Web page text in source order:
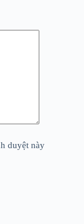
duyệt này